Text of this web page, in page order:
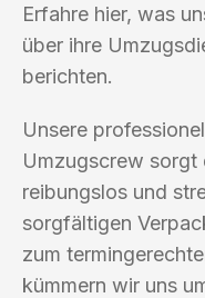
Erfahre hier, was
über ihre
berichten.
Unsere
Umzugscrew sorgt
reibungslos und
sorgfältigen
zum
kümmern wir uns